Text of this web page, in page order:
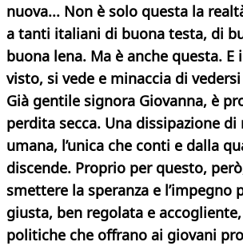
nuova... Non è solo questa la
a tanti italiani di buona testa, di
buona lena. Ma è anche questa.
visto, si vede e minaccia di
Già gentile signora Giovanna, è
perdita secca. Una dissipazione di
umana, l’unica che conti e dalla
discende. Proprio per questo,
smettere la speranza e l’impegno
giusta, ben regolata e
politiche che offrano ai giovani